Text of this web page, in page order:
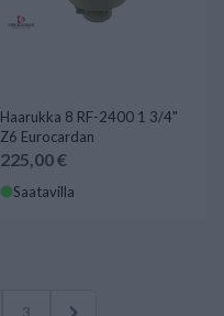
Haarukka 8 RF-2400 1 3/4"
Z6 Eurocardan
225,00 €
Saatavilla